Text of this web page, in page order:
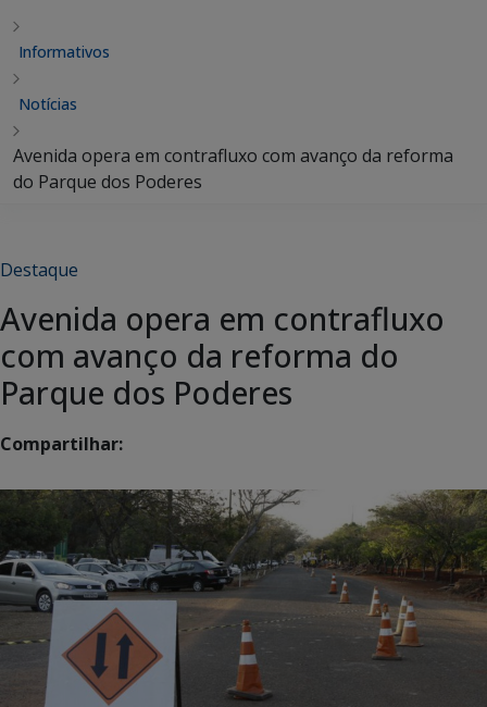
Informativos
Notícias
Avenida opera em contrafluxo com avanço da reforma
do Parque dos Poderes
Destaque
Avenida opera em contrafluxo
com avanço da reforma do
Parque dos Poderes
Compartilhar: